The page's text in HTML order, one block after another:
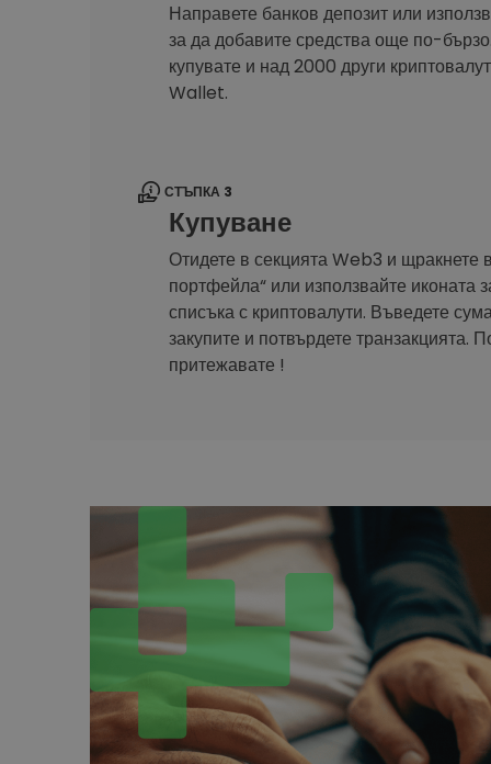
Направете банков депозит или
за да добавите средства още по-
купувате и над 2000 други
Wallet.
СТЪПКА 3
Купуване
Отидете в секцията Web3 и щракнете
портфейла“ или използвайте иконата
списъка с криптовалути. Въведете
закупите и потвърдете транзакцията.
притежавате !